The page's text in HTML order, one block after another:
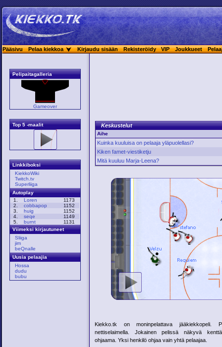
Pääsivu Pelaa kiekkoa Kirjaudu sisään Rekisteröidy VIP Joukkueet
Pelipaitagalleria
Gameover
Top 5 -maalit
Linkkiboksi
KiekkoWiki
Twitch.tv
Superliiga
Autoplay
1.
Loren
1173
2.
cobbapop
1152
3.
huig
1152
4.
seqe
1149
5.
burnt
1131
Viimeksi kirjautuneet
Sliiga
jim
beQnalle
Uusia pelaajia
Hossa
dudu
bubu
Keskustelut
Aihe
Kuinka kuuluisa on pelaaja yläpuolellasi?
Kiken famet-viestiketju
Mitä kuuluu Marja-Leena?
Kiekko.tk on moninpelattava jääkiekkopeli.
nettiselaimella. Jokainen pelissä näkyvä
ohjaama. Yksi henkilö ohjaa vain yhtä pelaajaa.